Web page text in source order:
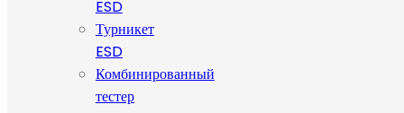
ESD
Турникет
ESD
Комбинированный
тестер